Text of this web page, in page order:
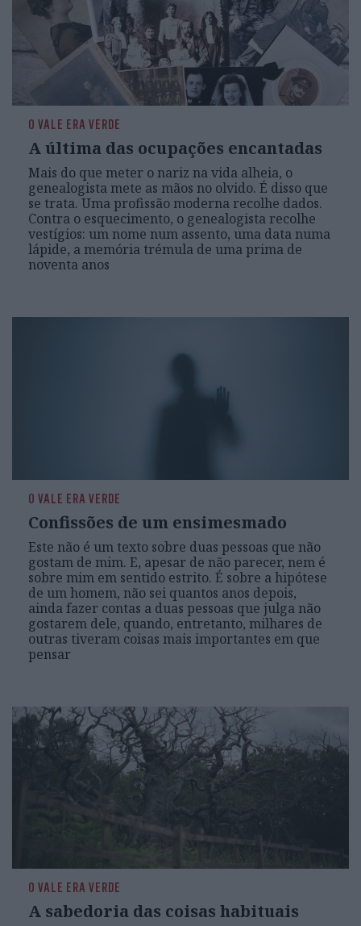
O VALE ERA VERDE
A última das ocupações encantadas
Mais do que meter o nariz na vida alheia, o
genealogista mete as mãos no olvido. É disso que
se trata. Uma profissão moderna recolhe dados.
Contra o esquecimento, o genealogista recolhe
vestígios: um nome num assento, uma data numa
lápide, a memória trémula de uma prima de
noventa anos
O VALE ERA VERDE
Confissões de um ensimesmado
Este não é um texto sobre duas pessoas que não
gostam de mim. E, apesar de não parecer, nem é
sobre mim em sentido estrito. É sobre a hipótese
de um homem, não sei quantos anos depois,
ainda fazer contas a duas pessoas que julga não
gostarem dele, quando, entretanto, milhares de
outras tiveram coisas mais importantes em que
pensar
O VALE ERA VERDE
A sabedoria das coisas habituais